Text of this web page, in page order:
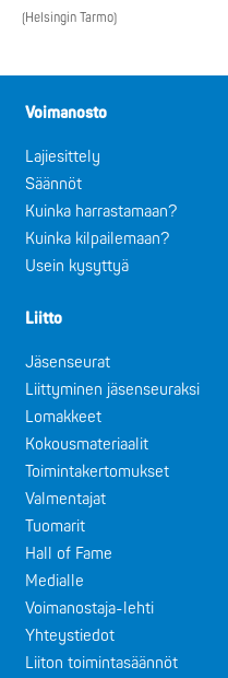
(Helsingin Tarmo)
Voimanosto
Lajiesittely
Säännöt
Kuinka harrastamaan?
Kuinka kilpailemaan?
Usein kysyttyä
Liitto
Jäsenseurat
Liittyminen jäsenseuraksi
Lomakkeet
Kokousmateriaalit
Toimintakertomukset
Valmentajat
Tuomarit
Hall of Fame
Medialle
Voimanostaja-lehti
Yhteystiedot
Liiton toimintasäännöt